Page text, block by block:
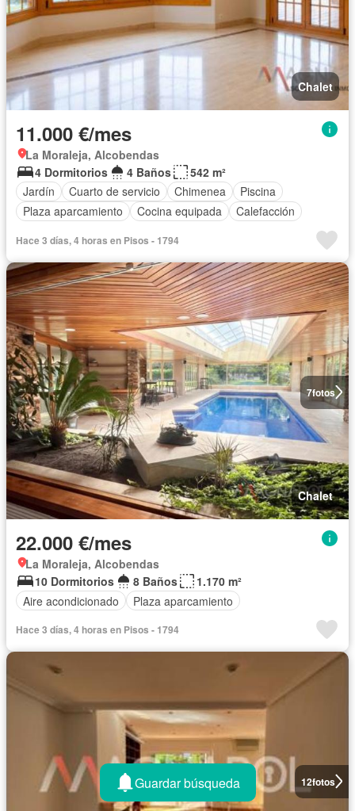
Chalet
11.000 €/mes
La Moraleja, Alcobendas
4 Dormitorios
4 Baños
542 m²
Jardín
Cuarto de servicio Chimenea
Piscina
Plaza aparcamiento
Cocina equipada Calefacción
Hace 3 días, 4 horas en Pisos - 1794
7fotos
Chalet
22.000 €/mes
La Moraleja, Alcobendas
10 Dormitorios
8 Baños
1.170 m²
Aire acondicionado
Plaza aparcamiento
Hace 3 días, 4 horas en Pisos - 1794
12fotos
Guardar búsqueda